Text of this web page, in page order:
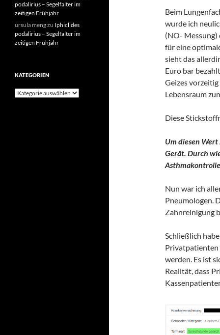
Beim
wurde ich
(NO- Messung)
für eine
sieht das
Euro bar
Geizes
Lebensraum
Diese
Um diesen
Gerät. Durch
Nun war ich
Pneumologen.
Zahnreinigung
Schließlich
Privatpatienten
werden. Es ist
Realität, dass
podalirius – Segelfalter im
zeitigen Frühjahr
ursula mengzu Iphiclides
podalirius – Segelfalter im
zeitigen Frühjahr
KATEGORIEN
Kategorien